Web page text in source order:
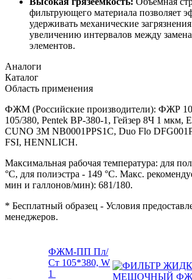
фильтрующего материала позволяет
удерживать механические
увеличению интервалов между
элементов.
Аналоги
Каталог
Область применения
ФЖМ (Российские производители): ФЖР
105/380, Pentek BP-380-1, Гейзер 8Ч 1 мкм,
CUNO 3M NB0001PPS1C, Duo Flo
FSI, HENNLICH.
Максимальная рабочая температура: для
°C, для полиэстра - 149 °C. Макс.
мин и галлонов/мин): 681/180.
* Бесплатный образец - Условия
менеджеров.
ФЖМ-ПП Пл/
Ст 105*380, W
1